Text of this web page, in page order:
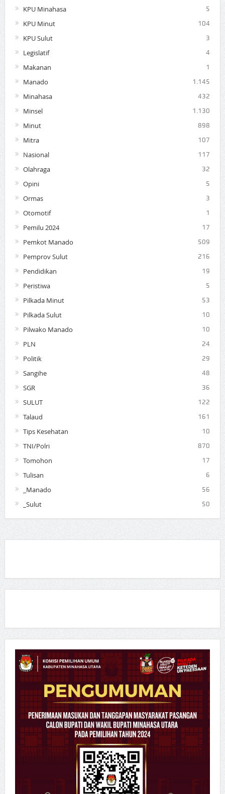
KPU Minahasa 5
KPU Minut 104
KPU Sulut 3
Legislatif 4
Makanan 1
Manado 1.145
Minahasa 432
Minsel 1.130
Minut 898
Mitra 107
Nasional 117
Olahraga 32
Opini 5
Ormas 3
Otomotif 1
Pemilu 2024 17
Pemkot Manado 509
Pemprov Sulut 216
Pendidikan 19
Peristiwa 5
Pilkada Minut 53
Pilkada Sulut 10
Pilwako Manado 10
PLN 24
Politik 29
Sangihe 48
SGR 36
SULUT 122
Talaud 161
Tips Kesehatan 10
TNI/Polri 870
Tomohon 17
Tulisan 6
_Manado 56
_Sulut 50